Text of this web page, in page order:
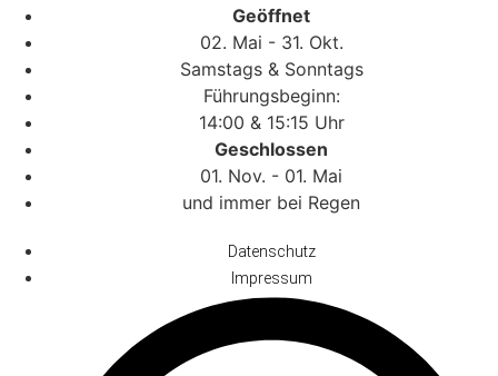
Geöffnet
02. Mai - 31. Okt.
Samstags & Sonntags
Führungsbeginn:
14:00 & 15:15 Uhr
Geschlossen
01. Nov. - 01. Mai
und immer bei Regen
Datenschutz
Impressum